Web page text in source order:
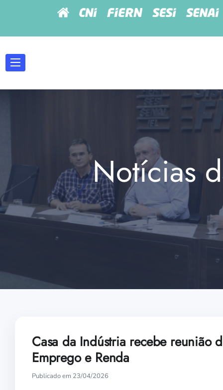
Notícias
Casa da Indústria recebe reunião
Emprego e Renda
Publicado em 23/04/2026